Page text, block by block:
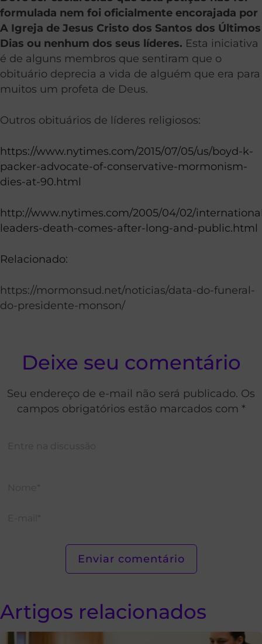
formulada nem foi oficialmente encorajada por
A Igreja de Jesus Cristo dos Santos dos Últimos
Dias ou nenhum dos seus líderes. Esta iniciativa
é de alguns membros que sentiram que o
obituário deprecia a vida de alguém que era para
muitos um profeta de Deus.
Outros obituários de líderes religiosos:
https://www.nytimes.com/2015/07/05/us/boyd-k-
packer-advocate-of-conservative-mormonism-
dies-at-90.html
http://www.nytimes.com/2005/04/02/
leaders-death-comes-after-long-and-public.html
Relacionado:
https://mormonsud.net/noticias/data-do-funeral-
do-presidente-monson/
Deixe seu comentário
Seu endereço de e-mail não será publicado. Os
campos obrigatórios estão marcados com *
Artigos relacionados